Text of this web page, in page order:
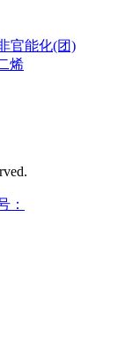
官能化(团)
烯
：